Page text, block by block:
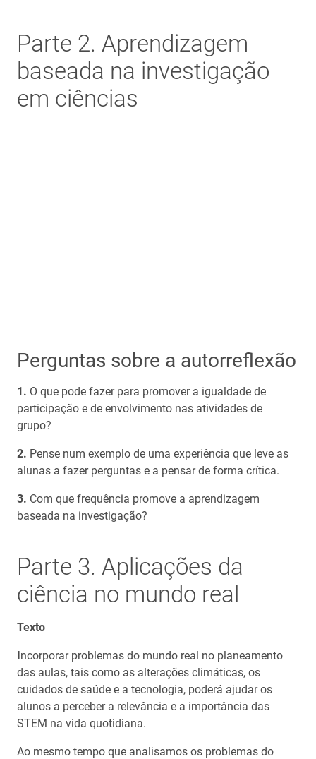
Parte 2. Aprendizagem
baseada na investigação
em ciências
Perguntas sobre a autorreflexão
O que pode fazer para promover a igualdade de
participação e de envolvimento nas atividades de
grupo?
Pense num exemplo de uma experiência que leve as
alunas a fazer perguntas e a pensar de forma crítica.
Com que frequência promove a aprendizagem
baseada na investigação?
Parte 3. Aplicações da
ciência no mundo real
Texto
Incorporar problemas do mundo real no planeamento
das aulas, tais como as alterações climáticas, os
cuidados de saúde e a tecnologia, poderá ajudar os
alunos a perceber a relevância e a importância das
STEM na vida quotidiana.
Ao mesmo tempo que analisamos os problemas do